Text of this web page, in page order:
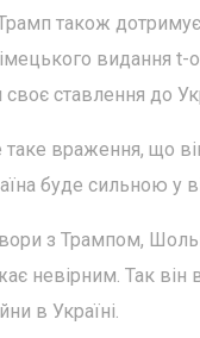
також
видання t-
ставлення до
таке враження, що
буде сильною у
з Трампом,
невірним. Так
в Україні.